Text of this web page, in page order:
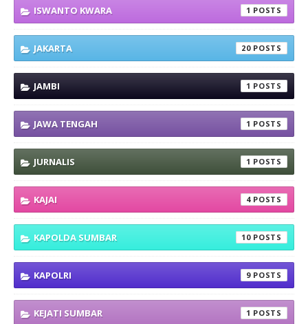
ISWANTO KWARA 1
JAKARTA 20
JAMBI 1
JAWA TENGAH 1
JURNALIS 1
KAJAI 4
KAPOLDA SUMBAR 10
KAPOLRI 9
KEJATI SUMBAR 1